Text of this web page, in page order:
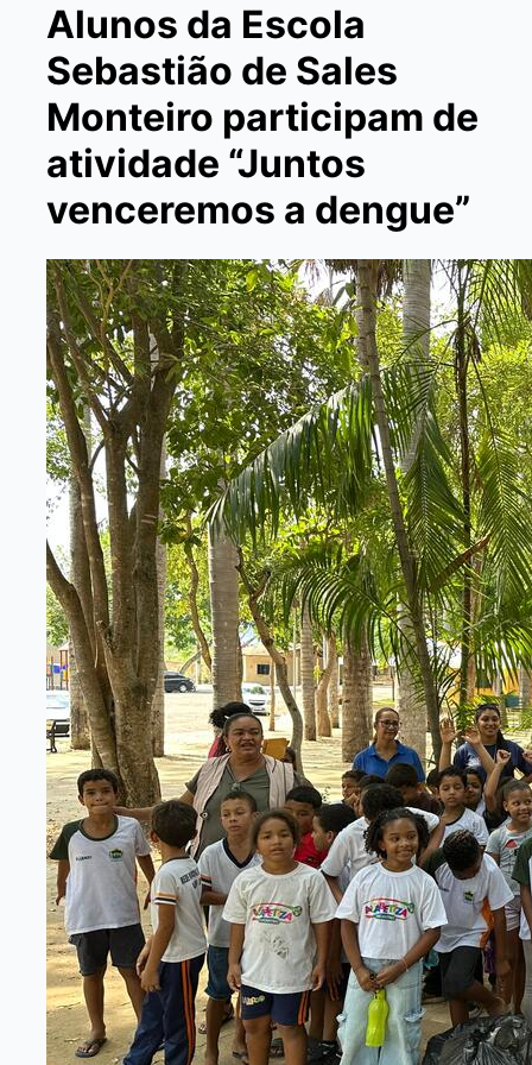
Alunos da Escola
Sebastião de Sales
Monteiro participam de
atividade “Juntos
venceremos a dengue”